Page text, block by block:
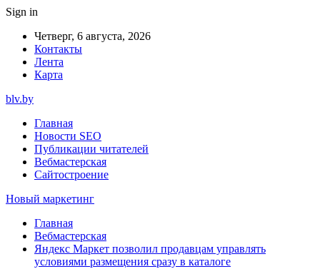
Sign in
Четверг, 6 августа, 2026
Контакты
Лента
Карта
blv.by
Главная
Новости SEO
Публикации читателей
Вебмастерская
Сайтостроение
Новый маркетинг
Главная
Вебмастерская
Яндекс Маркет позволил продавцам управлять
условиями размещения сразу в каталоге